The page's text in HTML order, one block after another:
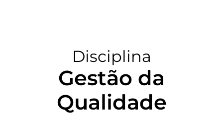
Disciplina
Gestão da
Qualidade